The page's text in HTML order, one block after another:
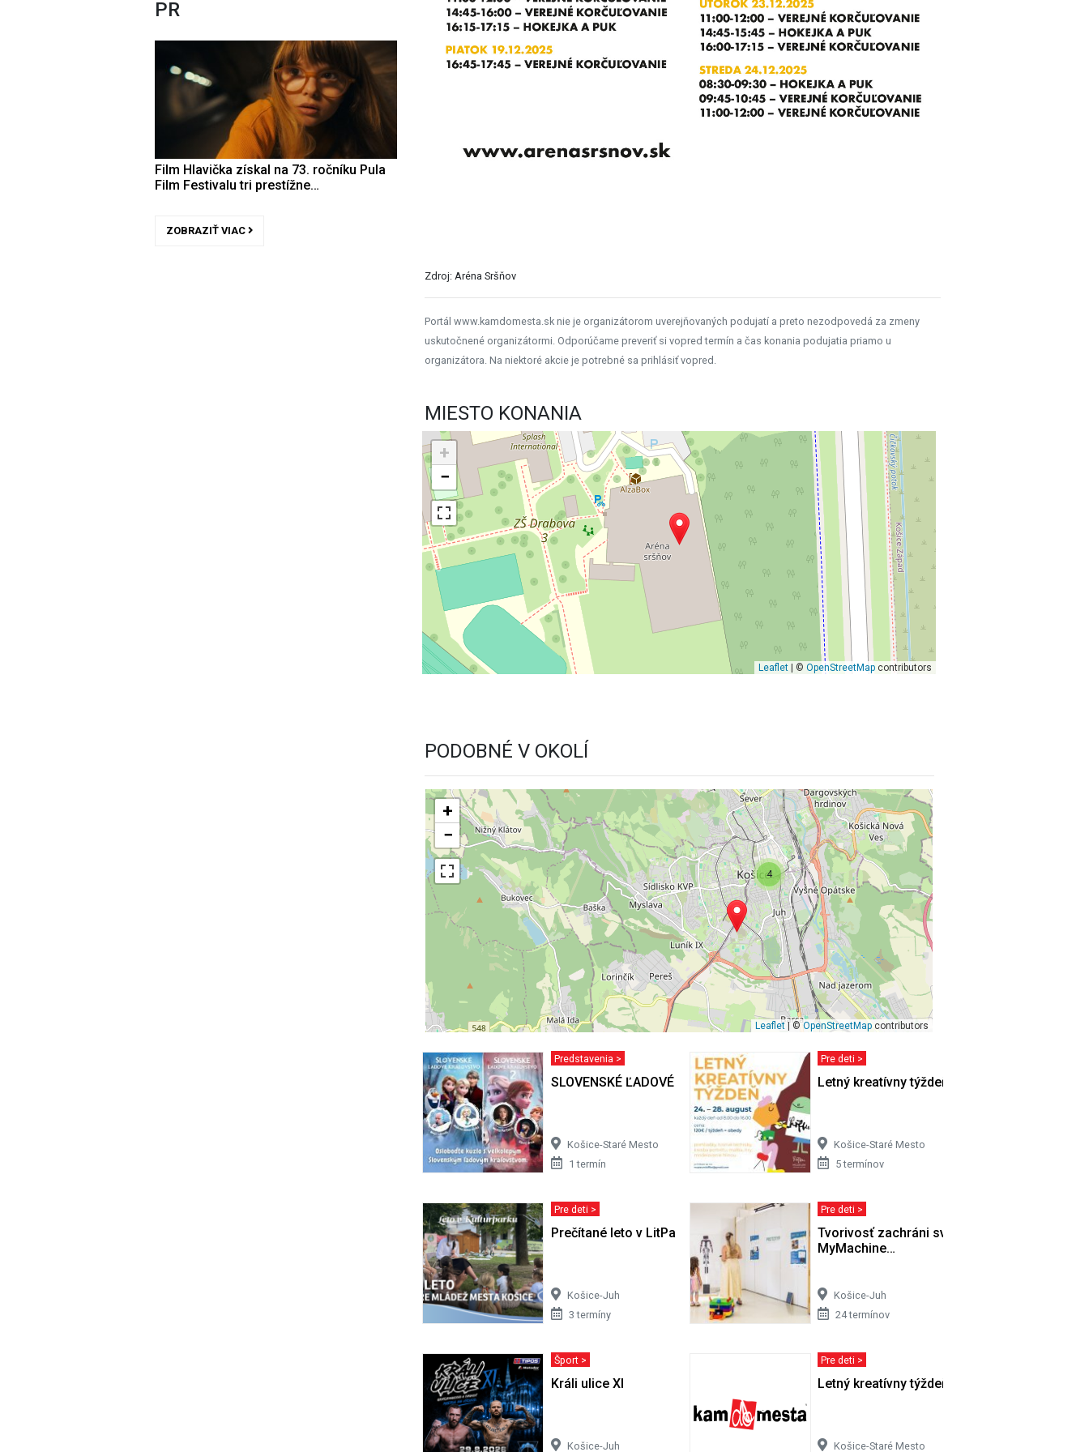
PR
Film Hlavička získal na 73. ročníku Pula
Film Festivalu tri prestížne…
ZOBRAZIŤ VIAC
Zdroj: Aréna Sršňov
Portál www.kamdomesta.sk nie je organizátorom uverejňovaných podujatí a preto nezodpovedá za zmeny
uskutočnené organizátormi. Odporúčame preveriť si vopred termín a čas konania podujatia priamo u
organizátora. Na niektoré akcie je potrebné sa prihlásiť vopred.
MIESTO KONANIA
+
−
Leaflet| © OpenStreetMapcontributors
PODOBNÉ V OKOLÍ
4
+
−
Leaflet| ©OpenStreetMap contributors
Predstavenia >
SLOVENSKÉ ĽADOVÉ KRÁĽOVSTVO
Košice-Staré Mesto
1 termín
Pre deti >
Letný kreatívny týždeň
Košice-Staré Mesto
5 termínov
Pre deti >
Prečítané leto v LitParku | Leto v…
Košice-Juh
3 termíny
Pre deti >
Tvorivosť zachráni svet - výstava
MyMachine…
Košice-Juh
24 termínov
Šport >
Králi ulice XI
Košice-Juh
Pre deti >
Letný kreatívny týždeň
Košice-Staré Mesto